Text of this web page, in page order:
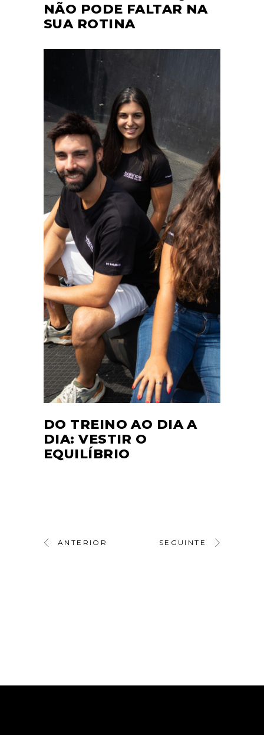
NÃO PODE FALTAR NA
SUA ROTINA
DO TREINO AO DIA A
DIA: VESTIR O
EQUILÍBRIO
ANTERIOR SEGUINTE